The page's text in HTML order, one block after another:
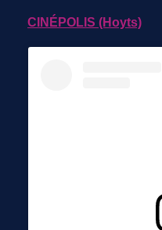
CINÉPOLIS (Hoyts)